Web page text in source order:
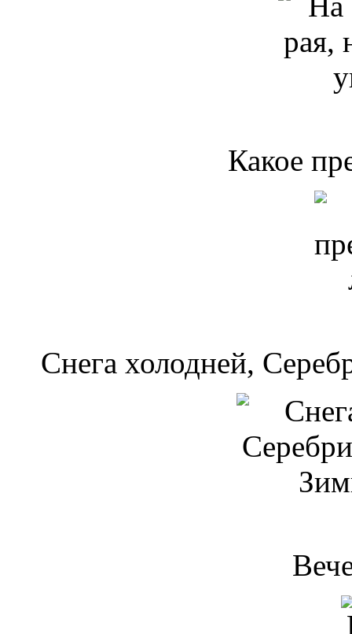
Какое
Снега холодней,